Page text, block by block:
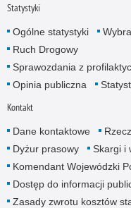
Statystyki
Ogólne statystyki
Ruch Drogowy
Sprawozdania z
Opinia publiczna
Kontakt
Dane kontaktowe
Dyżur prasowy
Skargi i
Komendant Wojewódzki
Dostęp do informacji
Zasady zwrotu kosztów